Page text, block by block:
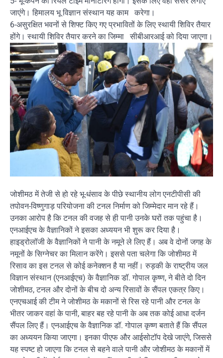
जाएंगे। हिमालय भू विज्ञान संस्थान यह काम करेगा।
6-असुरक्षित भवनों से शिफ्ट किए गए प्रभावितों के लिए स्थायी शिविर तैयार
होंगे। स्थायी शिविर तैयार करने का जिम्मा सीबीआरआई को दिया जाएगा।
जोशीमठ में तेजी से हो रहे भू-धंसाव के पीछे स्थानीय लोग एनटीपीसी की
तपोवन-विष्णुगाड़ परियोजना की टनल निर्माण को जिम्मेदार मान रहे हैं।
उनका आरोप है कि टनल की वजह से ही पानी उनके घरों तक पहुंचा है।
एनआईएच के वैज्ञानिकों ने इसका अध्ययन भी शुरू कर दिया है।
हाइड्रोलॉजी के वैज्ञानिकों ने पानी के नमूने ले लिए हैं। अब वे दोनों जगह के
नमूनों के सिग्नेचर का मिलान करेंगे। इससे पता चलेगा कि जोशीमठ में
रिसाव का इस टनल से कोई कनेक्शन है या नहीं। रुड़की के राष्ट्रीय जल
विज्ञान संस्थान (एनआईएच) के वैज्ञानिक डॉ. गोपाल कृष्ण, ने बीते दो दिन
जोशीमठ, टनल और दोनों के बीच दो अन्य रिसावों के सैंपल एकत्र किए।
एनएचआई की टीम ने जोशीमठ के मकानों से रिस रहे पानी और टनल के
भीतर जाकर वहां के पानी, बाहर बह रहे पानी के अब तक कोई आधा दर्जन
सैंपल लिए हैं। एनआईएच के वैज्ञानिक डॉ. गोपाल कृष्ण बताते हैं कि सैंपल
का अध्ययन किया जाएगा। इनका पीएफ और आईसोटॉप देखे जाएंगे, जिससे
यह स्पष्ट हो जाएगा कि टनल से बहने वाले पानी और जोशीमठ के मकानों में